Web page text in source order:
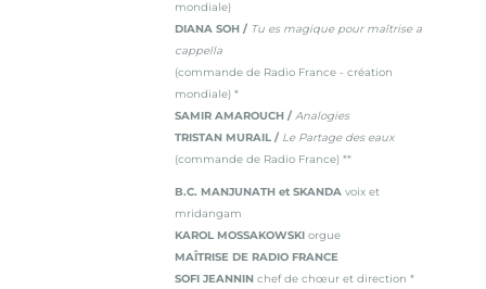
mondiale)
DIANA SOH / Tu es magique pour maîtrise a
cappella
(commande de Radio France - création
mondiale) *
SAMIR AMAROUCH /Analogies
TRISTAN MURAIL / Le Partage des eaux
(commande de Radio France) **
B.C. MANJUNATH et SKANDAvoix et
mridangam
KAROL MOSSAKOWSKIorgue
MAÎTRISE DE RADIO FRANCE
SOFI JEANNINchef de chœur et direction *